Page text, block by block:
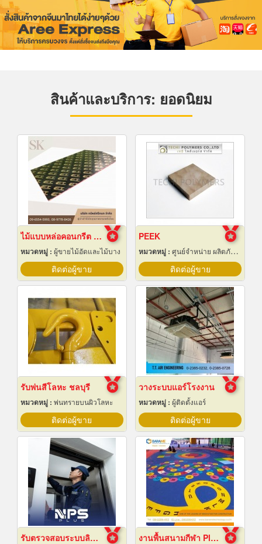
สินค้าและบริการ: ยอดนิยม
ไม้แบบหล่อคอนกรีต ไม้แบบเทปูน
หมวดหมู่ : ผู้ขายไม้อัดและไม้บาง
ติดต่อผู้ขาย
PEEK
หมวดหมู่ : ศูนย์จำหน่าย ผลิตภัณฑ์พลาสติกชนิดแท่ง ท่อ แผ่นและสาย
ติดต่อผู้ขาย
รับพ่นสีโลหะ ชลบุรี
หมวดหมู่ : พ่นทรายบนผิวโลหะ
ติดต่อผู้ขาย
วางระบบแอร์โรงงาน
หมวดหมู่ : ผู้ติดตั้งแอร์
ติดต่อผู้ขาย
รับตรวจสอบระบบลิฟต์ ซ่อมบำรุงรักษา Maintenance งานพื้นสนามกีฬา Play Ground EPDM สนามเด็กเล่น